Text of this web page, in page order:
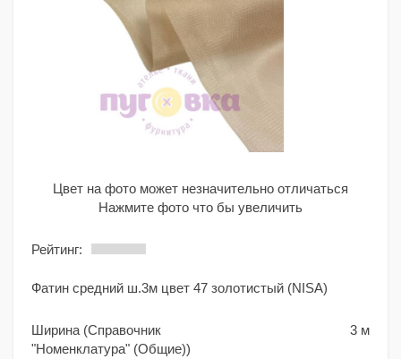
Цвет на фото может незначительно отличаться
Нажмите фото что бы увеличить
Рейтинг:
Фатин средний ш.3м цвет 47 золотистый (NISA)
Ширина (Справочник
"Номенклатура" (Общие))
3 м